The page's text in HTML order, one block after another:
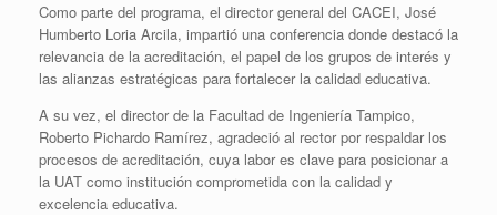
Como parte del programa, el director general del CACEI, José
Humberto Loria Arcila, impartió una conferencia donde destacó la
relevancia de la acreditación, el papel de los grupos de interés y
las alianzas estratégicas para fortalecer la calidad educativa.
A su vez, el director de la Facultad de Ingeniería Tampico,
Roberto Pichardo Ramírez, agradeció al rector por respaldar los
procesos de acreditación, cuya labor es clave para posicionar a
la UAT como institución comprometida con la calidad y
excelencia educativa.